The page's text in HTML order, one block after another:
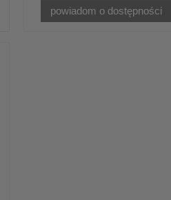
powiadom o dostępności